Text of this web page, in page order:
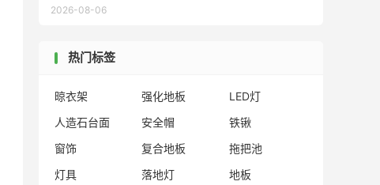
2026-08-06
热门标签
晾衣架 强化地板
LED灯
人造石台面
安全帽
铁锹
窗饰
复合地板
拖把池
灯具
落地灯
地板